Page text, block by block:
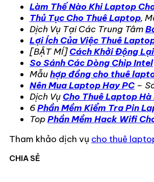
Làm Thế Nào Khi Laptop
Thủ Tục Cho Thuê Laptop,
Dịch Vụ Tại Các Trung Tâm
Lợi Ích Của Việc Thuê
[BẬT MÍ]Cách Khởi Động
So Sánh Các Dòng Chip Intel
Mẫuhợp đồng cho thuê
Nên Mua Laptop Hay PC –
Dịch Vụ Cho Thuê Laptop Hà
6Phần Mềm Kiểm Tra Pin
TopPhần Mềm Hack Wifi
Tham khảo dịch vụ cho thuê
CHIA SẺ